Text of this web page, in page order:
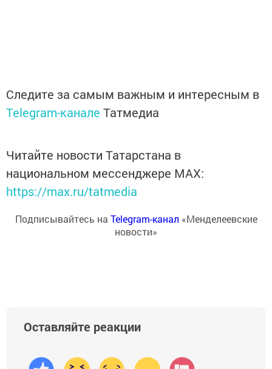
Следите за самым важным и интересным в
Telegram-канале Татмедиа
Читайте новости Татарстана в
национальном мессенджере MАХ:
https://max.ru/tatmedia
Подписывайтесь на Telegram-канал «Менделеевские
новости»
Оставляйте реакции